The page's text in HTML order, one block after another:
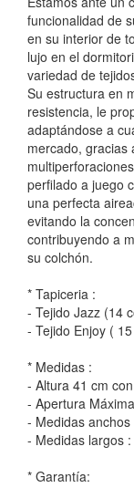
funcionalidad de
en su interior de
lujo en el
variedad de
Su estructura en
resistencia, le
adaptándose a
mercado, gracias
perfilado a juego
una perfecta
evitando la
contribuyendo a
su colchón.
* Tapiceria :
- Tejido Jazz (14
- Tejido Enjoy (
* Medidas :
- Altura 41 cm
- Apertura
- Medidas
- Medidas largos
* Garantía: